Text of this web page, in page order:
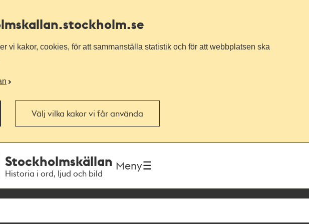
.stockholm.se
vi kakor, cookies, för att sammanställa statistik och för att webbplatsen ska
Välj vilka kakor vi får använda
Stockholmskällan
Historia i ord, ljud och bild
Meny